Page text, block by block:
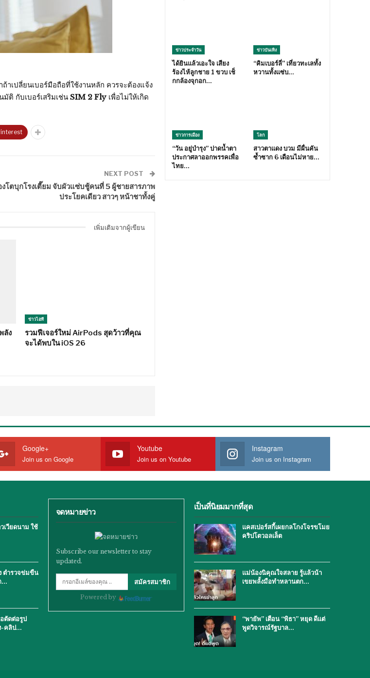
าเปลี่ยนเบอร์มือถือที่ใช้งานหลัก ควรจะต้องแจ้ง
ติ กับเบอร์เสริมเช่น SIM 2 Fly เพื่อไม่ให้เกิด
NEXT POST
งโตบุกโรงเตี๊ยม จับผัวแซ่บชู้คนที่ 5 ผู้ชายสารภาพ
ประโยคเดียว สาวๆ หน้าชาทั้งคู่
เพิ่มเติมจากผู้เขียน
ลัง
ข่าวไอที
รวมฟีเจอร์ใหม่ AirPods สุดว้าวที่คุณ
จะได้พบใน iOS 26
ข่าวประจำวัน
ได้ยินแล้วเอะใจ เสียง
ร้องไห้ลูกชาย 1 ขวบ เช็
กกล้องจุกอก…
ข่าวบันเทิง
“คิมเบอร์ลี่” เที่ยวทะเลทั้ง
หวานทั้งแซ่บ…
ข่าวการเมือง
“วัน อยู่บำรุง” ปาดน้ำตา
ประกาศลาออกพรรคเพื่อ
ไทย…
โลก
สาวตาแดง บวม มีผื่นคัน
ซ้ำซาก 6 เดือนไม่หาย…
Google+
Join us on Google
Youtube
Join us on Youtube
Instagram
Join us on Instagram
เวียดนาม ใช้
ตำรวจข่มขืน
…
ตัดต่อรูป
-คลิป…
จดหมายข่าว
Subscribe our newsletter to stay
updated.
สมัครสมาชิก
Powered by
เป็นที่นิยมมากที่สุด
แคสเปอร์สกี้เผยกลโกงโจรขโมย
คริปโตวอลเล็ต
แม่น้องนิคุณใจสลาย รู้แล้วน้า
เขยพลั้งมือทำหลานตก…
“พายัพ” เตือน “พิธา” หยุด ดีแต่
พูดวิจารณ์รัฐบาล…